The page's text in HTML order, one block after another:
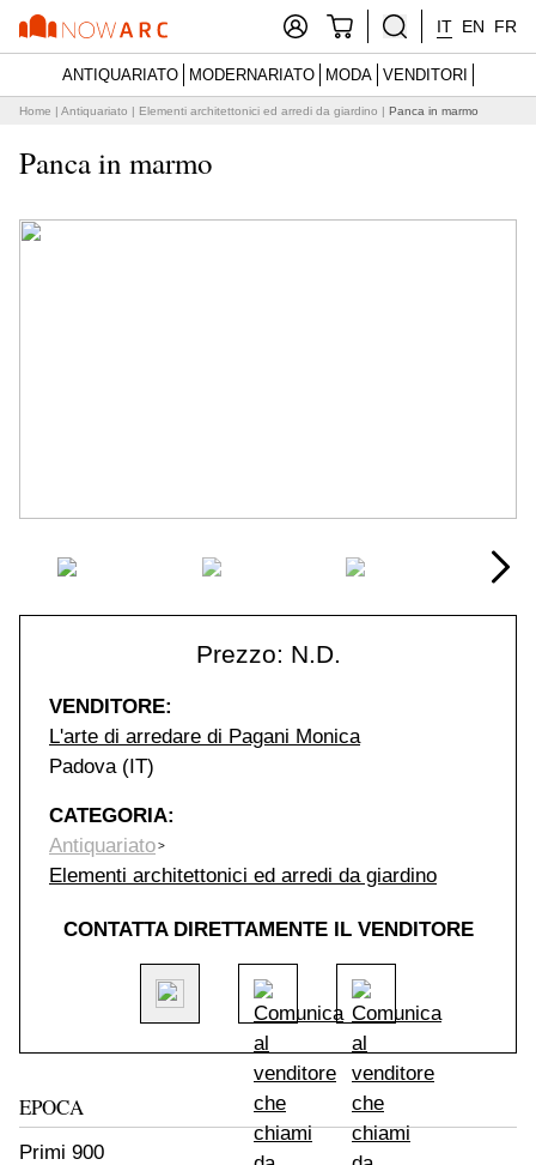
IT EN FR
ANTIQUARIATO MODERNARIATO MODA VENDITORI
Home | Antiquariato | Elementi architettonici ed arredi da giardino | Panca in marmo
Panca in marmo
Prezzo: N.D.
VENDITORE:
L'arte di arredare di Pagani Monica
Padova (IT)
CATEGORIA:
Antiquariato
Elementi architettonici ed arredi da giardino
CONTATTA DIRETTAMENTE IL VENDITORE
EPOCA
Primi 900